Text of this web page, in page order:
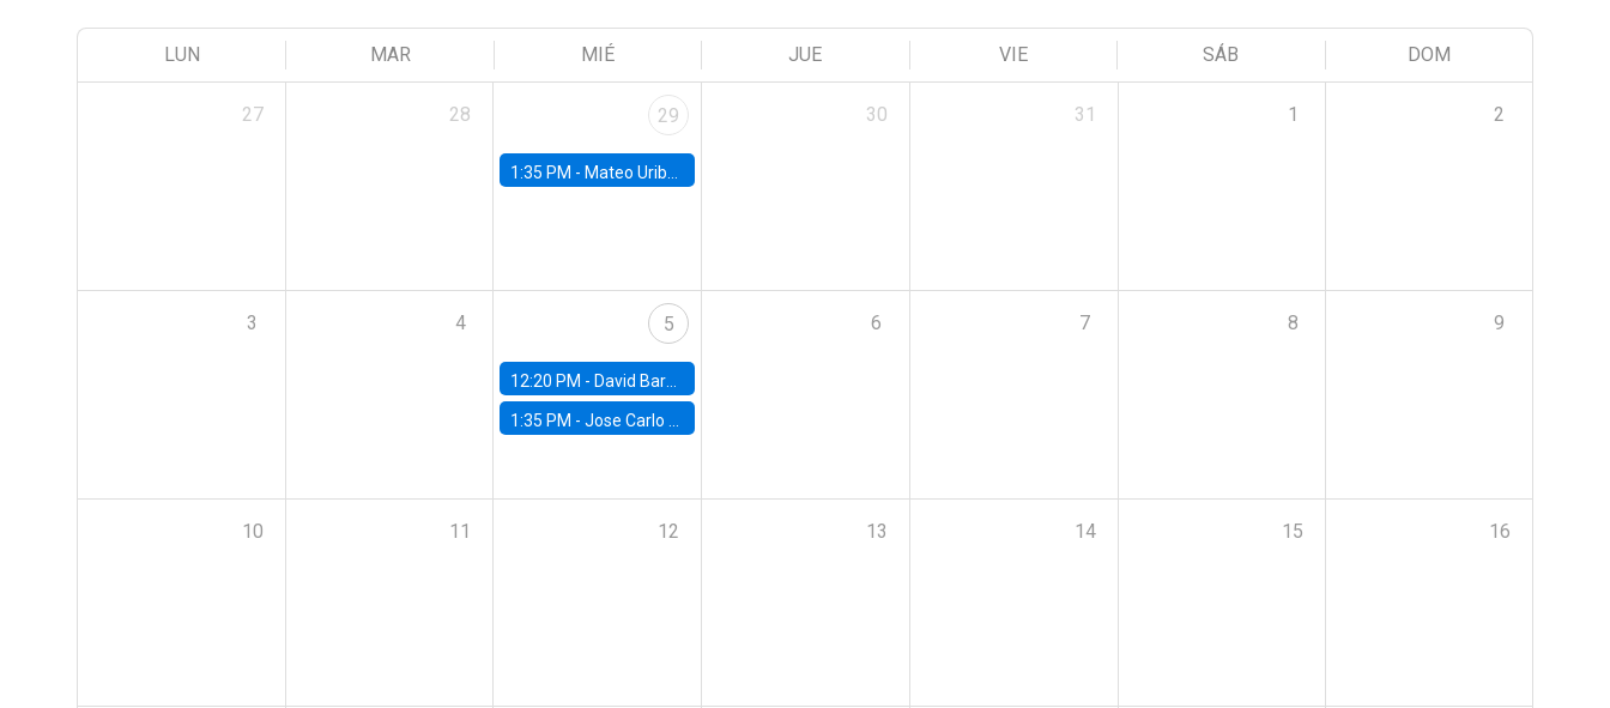
LUN MAR MIÉ JUE VIE SÁB DOM
27 28 29
1:35 PM - Mateo Uribe-Castro, Universidad de los Andes (Colombia)
30 31 1 2
3 4 5
12:20 PM - David Bardey, Universidad de los Andes - CEDE
1:35 PM -Jose Carlo Bermudez, UC (ME) & World Bank
6 7 8 9
10 11 12 13 14 15 16